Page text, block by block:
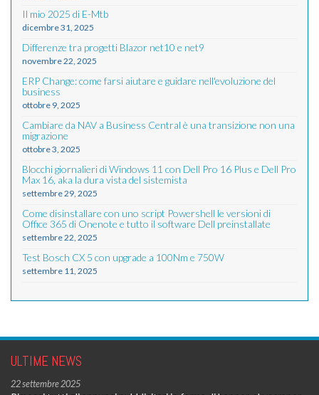
Il mio 2025 di E-Mtb
dicembre 31, 2025
Differenze tra progetti Blazor net10 e net9
novembre 22, 2025
ERP Change: come farsi aiutare e guidare nell'evoluzione del
business
ottobre 9, 2025
Cambiare da NAV a Business Central è una transizione non una
migrazione
ottobre 3, 2025
Blocchi giornalieri di Windows 11 con Dell Pro 16 Plus e Dell Pro
Max 16, aka la dura vista del sistemista
settembre 29, 2025
Come disinstallare con uno script Powershell le versioni di
Office 365 di Onenote e tutto il software Dell preinstallate
settembre 22, 2025
Test Bosch CX 5 con upgrade a 100Nm e 750W
settembre 11, 2025
ULTIME NEWS
22 settembre 2025